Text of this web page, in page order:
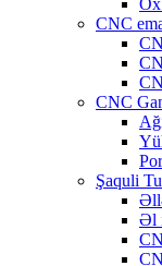
CNC
CNC
Şaquli
Əl